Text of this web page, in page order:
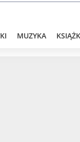
MUZYKA